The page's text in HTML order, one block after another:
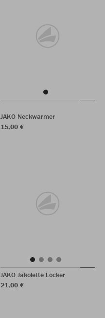
JAKO Neckwarmer
15,00 €
JAKO Jakolette Locker
21,00 €